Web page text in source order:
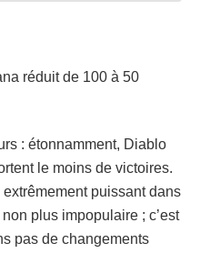
réduit de 100 à 50
: étonnamment, Diablo
le moins de victoires.
extrêmement puissant dans
plus impopulaire ; c’est
pas de changements